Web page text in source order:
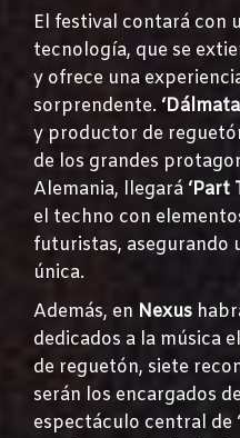
El festival contará con
tecnología, que se
y ofrece una
sorprendente.
y productor de
de los grandes
Alemania, llegará ‘Part
el techno con
futuristas, asegurando
única.
Además, en Nexus
dedicados a la música
de reguetón, siete
serán los encargados
espectáculo central de ‘